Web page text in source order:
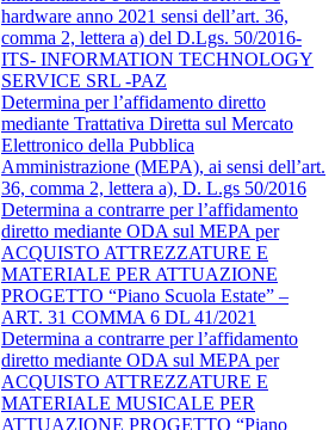
hardware anno 2021 sensi dell’art. 36,
comma 2, lettera a) del D.Lgs. 50/2016-
ITS- INFORMATION TECHNOLOGY
SERVICE SRL -PAZ
Determina per l’affidamento diretto
mediante Trattativa Diretta sul Mercato
Elettronico della Pubblica
Amministrazione (MEPA), ai sensi dell’art.
36, comma 2, lettera a), D. L.gs 50/2016
Determina a contrarre per l’affidamento
diretto mediante ODA sul MEPA per
ACQUISTO ATTREZZATURE E
MATERIALE PER ATTUAZIONE
PROGETTO “Piano Scuola Estate” –
ART. 31 COMMA 6 DL 41/2021
Determina a contrarre per l’affidamento
diretto mediante ODA sul MEPA per
ACQUISTO ATTREZZATURE E
MATERIALE MUSICALE PER
ATTUAZIONE PROGETTO “Piano